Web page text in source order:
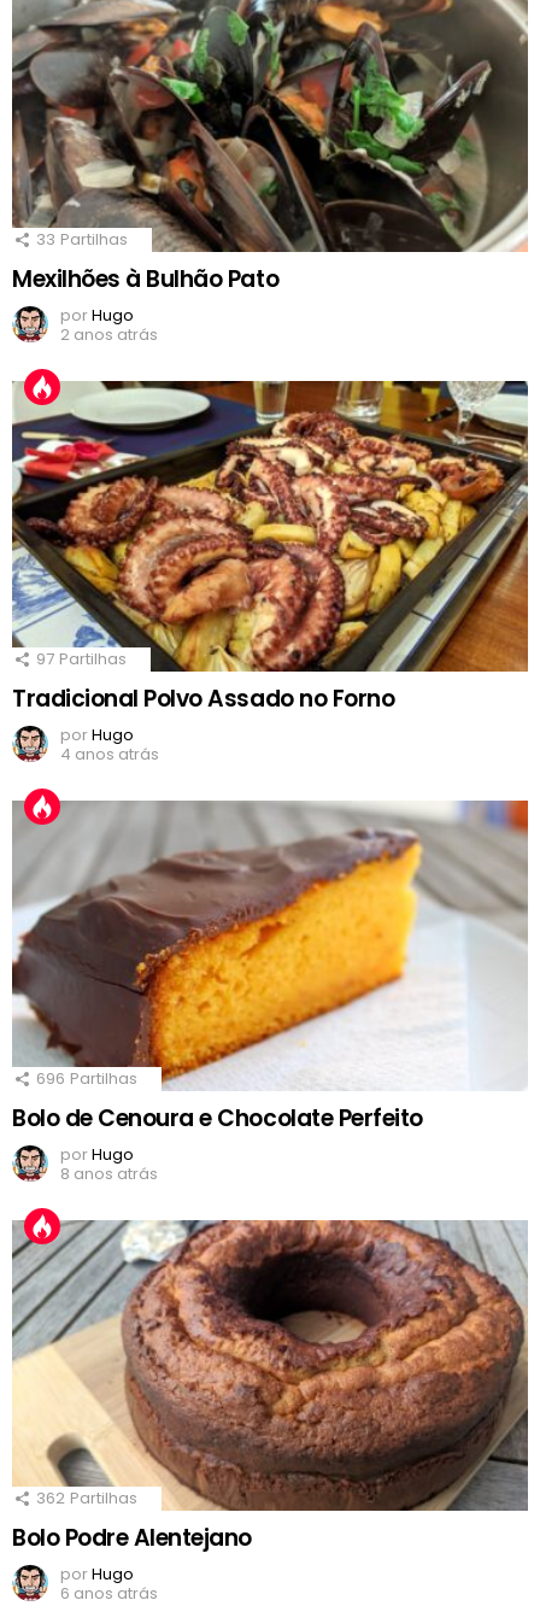
33 Partilhas
Mexilhões à Bulhão Pato
porHugo
2 anos atrás
97 Partilhas
Tradicional Polvo Assado no Forno
porHugo
4 anos atrás
696 Partilhas
Bolo de Cenoura e Chocolate Perfeito
porHugo
8 anos atrás
362 Partilhas
Bolo Podre Alentejano
porHugo
6 anos atrás